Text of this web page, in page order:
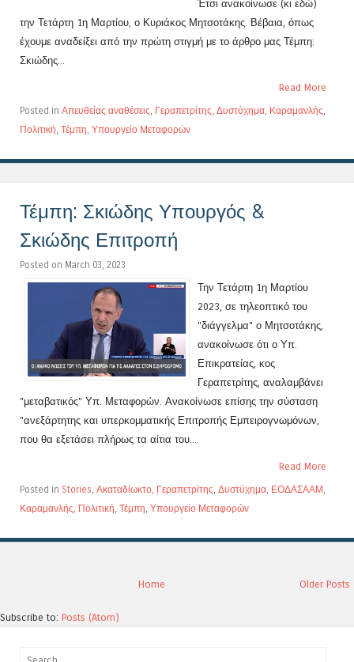
Έτσι ανακοίνωσε (κι εδώ)
την Τετάρτη 1η Μαρτίου, ο Κυριάκος Μητσοτάκης. Βέβαια, όπως
έχουμε αναδείξει από την πρώτη στιγμή με το άρθρο μας Τέμπη:
Σκιώδης...
Read More
Posted in Απευθείας αναθέσεις, Γεραπετρίτης, Δυστύχημα, Καραμανλής,
Πολιτική, Τέμπη, Υπουργείο Μεταφορών
Τέμπη: Σκιώδης Υπουργός &
Σκιώδης Επιτροπή
Posted on March 03, 2023
Την Τετάρτη 1η Μαρτίου
2023, σε τηλεοπτικό του
"διάγγελμα" ο Μητσοτάκης,
ανακοίνωσε ότι ο Υπ.
Επικρατείας, κος
Γεραπετρίτης, αναλαμβάνει
"μεταβατικός" Υπ. Μεταφορών. Ανακοίνωσε επίσης την σύσταση
"ανεξάρτητης και υπερκομματικής Επιτροπής Εμπειρογνωμόνων,
που θα εξετάσει πλήρως τα αίτια του...
Read More
Posted in Stories Ακαταδίωκτο Γεραπετρίτης Δυστύχημα ΕΟΔΑΣΑΑΜ
Καραμανλής Πολιτική Τέμπη Υπουργείο Μεταφορών
Older Posts
Home
Subscribe to: Posts (Atom)
Search